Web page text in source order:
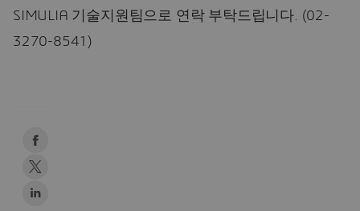
SIMULIA 기술지원팀으로 연락 부탁드립니다. (02-
3270-8541)